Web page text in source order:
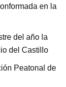
en la
del año la
del Castillo
Peatonal de